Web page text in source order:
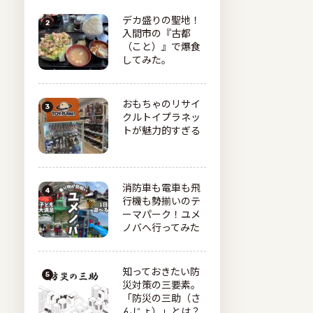
デカ盛りの聖地！
入間市の『古都
（こと）』で爆食
してみた。
おもちゃのリサイ
クルトイプラネッ
トが魅力的すぎる
消防車も電車も飛
行機も勢揃いのテ
ーマパーク！ユメ
ノバへ行ってみた
知っておきたい防
災対策の三要素。
「防災の三助（さ